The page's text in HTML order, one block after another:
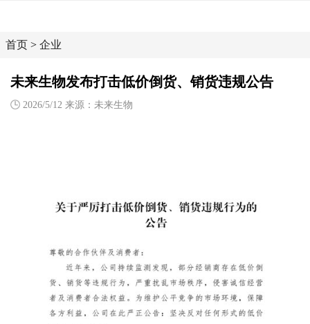
首页 > 企业
未来生物发布打击低价倒货、销货违规公告
2026/5/12 来源：未来生物